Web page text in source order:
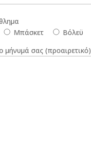
Μπάσκετ
Βόλεϋ
μήνυμά σας (προαιρετικό)